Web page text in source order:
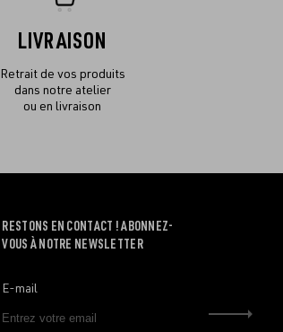
LIVRAISON
Retrait de vos produits
dans notre atelier
ou en livraison
RESTONS EN CONTACT ! ABONNEZ-
VOUS À NOTRE NEWSLETTER
E-mail